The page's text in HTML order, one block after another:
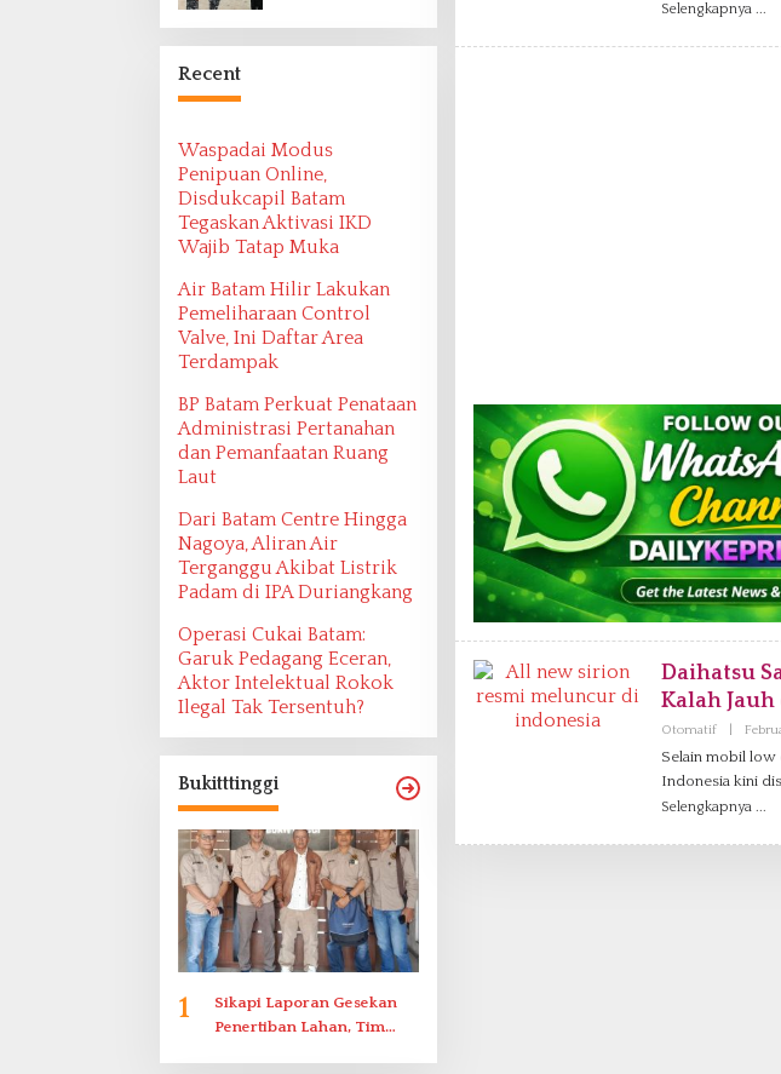
Recent
Waspadai Modus
Penipuan Online,
Disdukcapil Batam
Tegaskan Aktivasi IKD
Wajib Tatap Muka
Air Batam Hilir Lakukan
Pemeliharaan Control
Valve, Ini Daftar Area
Terdampak
BP Batam Perkuat Penataan
Administrasi Pertanahan
dan Pemanfaatan Ruang
Laut
Dari Batam Centre Hingga
Nagoya, Aliran Air
Terganggu Akibat Listrik
Padam di IPA Duriangkang
Operasi Cukai Batam:
Garuk Pedagang Eceran,
Aktor Intelektual Rokok
Ilegal Tak Tersentuh?
Bukitttinggi
1
Sikapi Laporan Gesekan
Penertiban Lahan, Tim
Selengkapnya
Daihatsu
Kalah
Otomatif
Selain mobil low
Indonesia kini
Selengkapnya